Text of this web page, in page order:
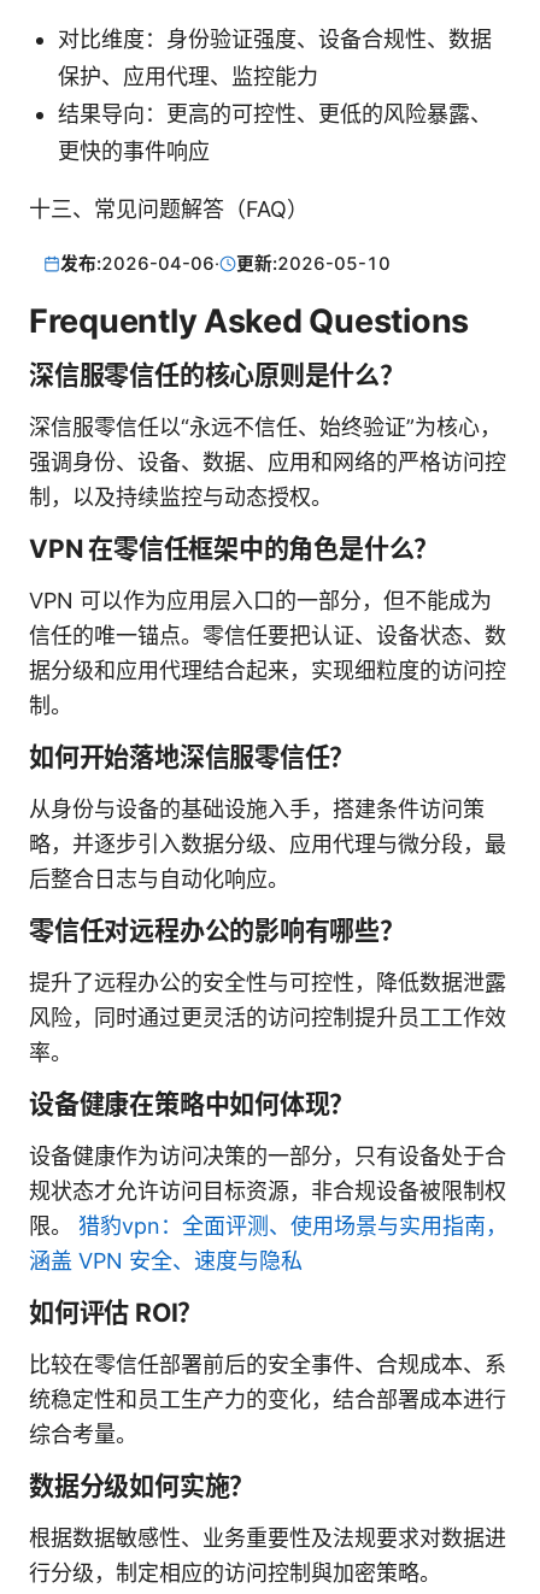
对比维度：身份验证强度、设备合规性、数据
保护、应用代理、监控能力
结果导向：更高的可控性、更低的风险暴露、
更快的事件响应
十三、常见问题解答（FAQ）
发布:2026-04-06· 更新:2026-05-10
Frequently Asked Questions
深信服零信任的核心原则是什么？
深信服零信任以“永远不信任、始终验证”为核心，
强调身份、设备、数据、应用和网络的严格访问控
制，以及持续监控与动态授权。
VPN 在零信任框架中的角色是什么？
VPN 可以作为应用层入口的一部分，但不能成为
信任的唯一锚点。零信任要把认证、设备状态、数
据分级和应用代理结合起来，实现细粒度的访问控
制。
如何开始落地深信服零信任？
从身份与设备的基础设施入手，搭建条件访问策
略，并逐步引入数据分级、应用代理与微分段，最
后整合日志与自动化响应。
零信任对远程办公的影响有哪些？
提升了远程办公的安全性与可控性，降低数据泄露
风险，同时通过更灵活的访问控制提升员工工作效
率。
设备健康在策略中如何体现？
设备健康作为访问决策的一部分，只有设备处于合
规状态才允许访问目标资源，非合规设备被限制权
限。 猎豹vpn：全面评测、使用场景与实用指南，
涵盖 VPN 安全、速度与隐私
如何评估 ROI？
比较在零信任部署前后的安全事件、合规成本、系
统稳定性和员工生产力的变化，结合部署成本进行
综合考量。
数据分级如何实施？
根据数据敏感性、业务重要性及法规要求对数据进
行分级，制定相应的访问控制與加密策略。